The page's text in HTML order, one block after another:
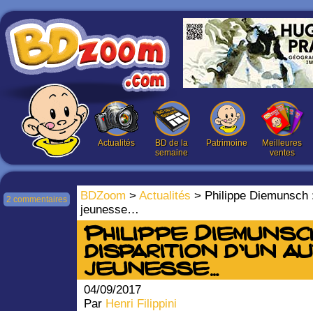
Actualités
BD de la
semaine
Patrimoine
Meilleures
ventes
BDZoom > Actualités > Philippe Diemunsch
jeunesse…
2 commentaires
Philippe
disparition d’un
jeunesse…
04/09/2017
Par Henri Filippini